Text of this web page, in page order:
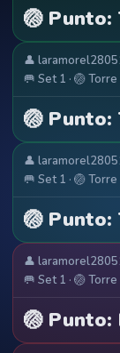
🏐 Punto:
👤
🥅 Set 1 · 🏐
🏐 Punto:
👤
🥅 Set 1 · 🏐
🏐 Punto:
👤
🥅 Set 1 · 🏐
🏐 Punto: